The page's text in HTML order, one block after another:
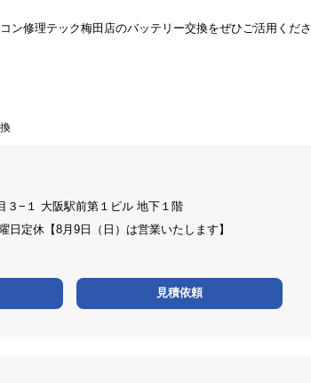
ン修理テック梅田店のバッテリー交換をぜひご活用くださ
３−１ 大阪駅前第１ビル 地下１階
日定休【8月9日（日）は営業いたします】
見積依頼